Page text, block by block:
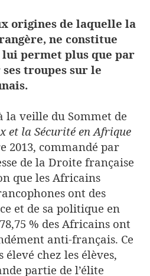
origines de laquelle la
ne constitue
permet plus que par
troupes sur le
la veille du Sommet de
et la Sécurité en Afrique
2013, commandé par
de la Droite française
que les Africains
ont des
et de sa politique en
% des Africains ont
anti-français. Ce
chez les élèves,
partie de l’élite